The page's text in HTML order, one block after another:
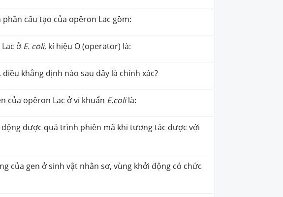
cấu tạo của opêron Lac gồm:
ở E. coli, kí hiệu O (operator) là:
khẳng định nào sau đây là chính xác?
của opêron Lac ở vi khuẩn E.colilà:
động được quá trình phiên mã khi tương tác được với
của gen ở sinh vật nhân sơ, vùng khởi động có chức